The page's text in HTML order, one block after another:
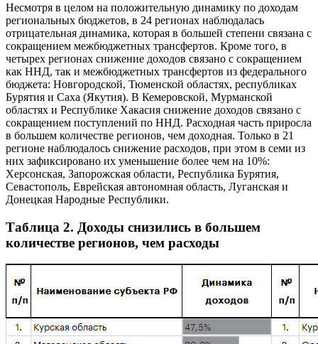
Несмотря в целом на положительную динамику по доходам
региональных бюджетов, в 24 регионах наблюдалась
отрицательная динамика, которая в большей степени связана с
сокращением межбюджетных трансфертов. Кроме того, в
четырех регионах снижение доходов связано с сокращением
как ННД, так и межбюджетных трансфертов из федерального
бюджета: Новгородской, Тюменской областях, республиках
Бурятия и Саха (Якутия). В Кемеровской, Мурманской
областях и Республике Хакасия снижение доходов связано с
сокращением поступлений по ННД. Расходная часть приросла
в большем количестве регионов, чем доходная. Только в 21
регионе наблюдалось снижение расходов, при этом в семи из
них зафиксировано их уменьшение более чем на 10%:
Херсонская, Запорожская области, Республика Бурятия,
Севастополь, Еврейская автономная область, Луганская и
Донецкая Народные Республики.
Таблица 2. Доходы снизились в большем
количестве регионов, чем расходы